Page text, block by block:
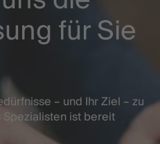
für Sie
– und Ihr Ziel – zu
Spezialisten ist bereit